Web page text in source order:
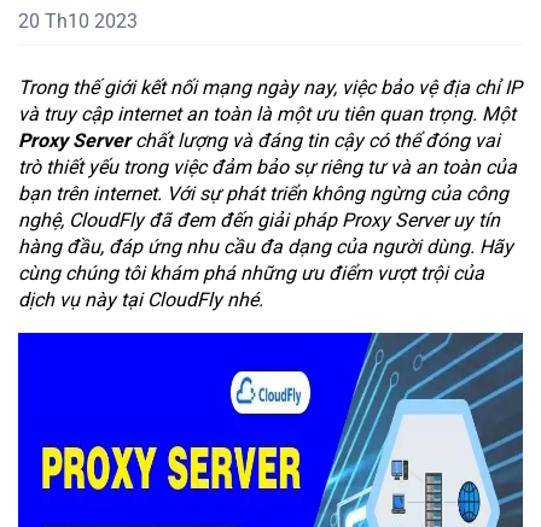
ủ
20 Th10 2023
Trong thế giới kết nối mạng ngày nay, việc bảo vệ địa chỉ IP
và truy cập internet an toàn là một ưu tiên quan trọng. Một
Proxy Serverchất lượng và đáng tin cậy có thể đóng vai
trò thiết yếu trong việc đảm bảo sự riêng tư và an toàn của
bạn trên internet. Với sự phát triển không ngừng của công
nghệ, CloudFly đã đem đến giải pháp Proxy Server uy tín
hàng đầu, đáp ứng nhu cầu đa dạng của người dùng. Hãy
cùng chúng tôi khám phá những ưu điểm vượt trội của
dịch vụ này tại CloudFly nhé.